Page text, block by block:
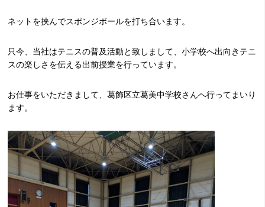
ネットを挟んでスポンジボールを打ち合います。
只今、当社はテニスの普及活動と致しまして、小学校へ出向きテニ
スの楽しさを伝える出前授業を行っています。
お仕事をいただきまして、葛飾区立葛美中学校さんへ行ってまいり
ます。